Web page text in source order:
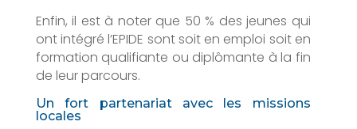
Enfin, il est à noter que 50 % des jeunes qui
ont intégré l’EPIDE sont soit en emploi soit en
formation qualifiante ou diplômante à la fin
de leur parcours.
Un fort partenariat avec les missions
locales